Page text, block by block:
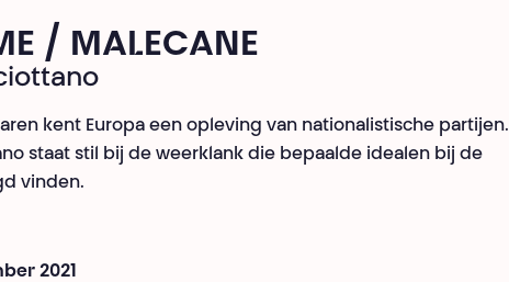
/ MALECANE
kent Europa een opleving van nationalistische partijen.
staat stil bij de weerklank die bepaalde idealen bij de
vinden.
2021